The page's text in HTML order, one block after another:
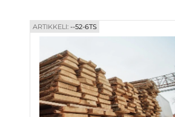
ARTIKKELI:--52-6TS